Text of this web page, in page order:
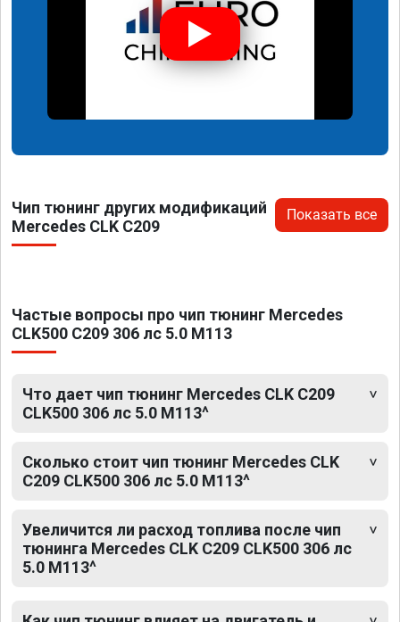
Чип тюнинг других модификаций
Mercedes CLK C209
Показать все
Частые вопросы про чип тюнинг Mercedes
CLK500 C209 306 лс 5.0 M113
Что дает чип тюнинг Mercedes CLK C209
CLK500 306 лс 5.0 M113^
Сколько стоит чип тюнинг Mercedes CLK
C209 CLK500 306 лс 5.0 M113^
Увеличится ли расход топлива после чип
тюнинга Mercedes CLK C209 CLK500 306 лс
5.0 M113^